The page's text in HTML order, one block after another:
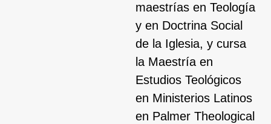
maestrías en Teología
y en Doctrina Social
de la Iglesia, y cursa
la Maestría en
Estudios Teológicos
en Ministerios Latinos
en Palmer Theological